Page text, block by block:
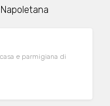
e parmigiana di